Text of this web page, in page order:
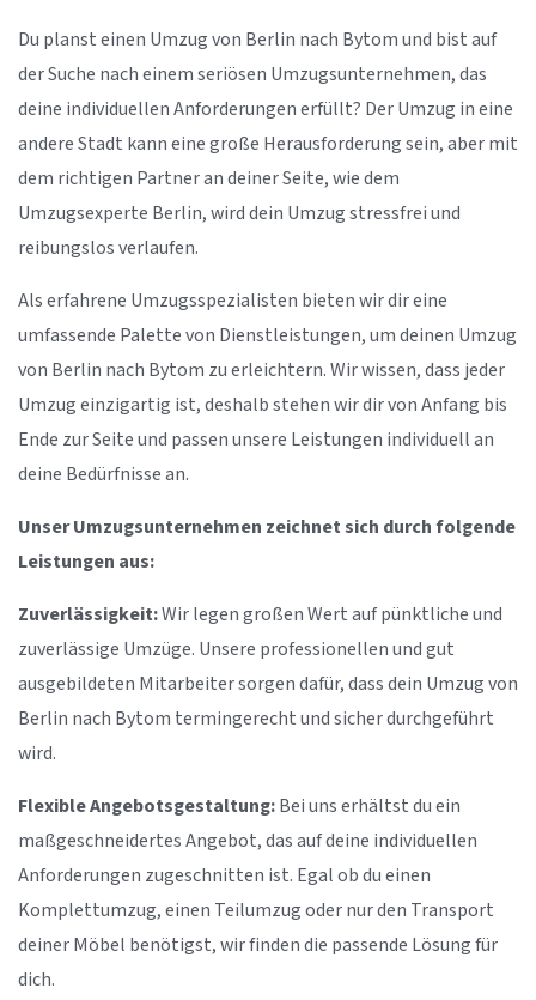
Du planst einen Umzug von Berlin nach Bytom und bist auf
der Suche nach einem seriösen Umzugsunternehmen, das
deine individuellen Anforderungen erfüllt? Der Umzug in eine
andere Stadt kann eine große Herausforderung sein, aber mit
dem richtigen Partner an deiner Seite, wie dem
Umzugsexperte Berlin, wird dein Umzug stressfrei und
reibungslos verlaufen.
Als erfahrene Umzugsspezialisten bieten wir dir eine
umfassende Palette von Dienstleistungen, um deinen Umzug
von Berlin nach Bytom zu erleichtern. Wir wissen, dass jeder
Umzug einzigartig ist, deshalb stehen wir dir von Anfang bis
Ende zur Seite und passen unsere Leistungen individuell an
deine Bedürfnisse an.
Unser Umzugsunternehmen zeichnet sich durch folgende
Leistungen aus:
Zuverlässigkeit:Wir legen großen Wert auf pünktliche und
zuverlässige Umzüge. Unsere professionellen und gut
ausgebildeten Mitarbeiter sorgen dafür, dass dein Umzug von
Berlin nach Bytom termingerecht und sicher durchgeführt
wird.
Flexible Angebotsgestaltung:Bei uns erhältst du ein
maßgeschneidertes Angebot, das auf deine individuellen
Anforderungen zugeschnitten ist. Egal ob du einen
Komplettumzug, einen Teilumzug oder nur den Transport
deiner Möbel benötigst, wir finden die passende Lösung für
dich.